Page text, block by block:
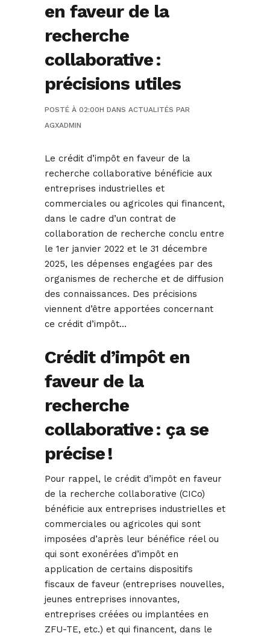
en faveur de la
recherche
collaborative :
précisions utiles
POSTÉ À 02:00H DANS ACTUALITÉS PAR
AGXADMIN
Le crédit d’impôt en faveur de la
recherche collaborative bénéficie aux
entreprises industrielles et
commerciales ou agricoles qui financent,
dans le cadre d’un contrat de
collaboration de recherche conclu entre
le 1er janvier 2022 et le 31 décembre
2025, les dépenses engagées par des
organismes de recherche et de diffusion
des connaissances. Des précisions
viennent d’être apportées concernant
ce crédit d’impôt…
Crédit d’impôt en
faveur de la
recherche
collaborative : ça se
précise !
Pour rappel, le crédit d’impôt en faveur
de la recherche collaborative (CICo)
bénéficie aux entreprises industrielles et
commerciales ou agricoles qui sont
imposées d’après leur bénéfice réel ou
qui sont exonérées d’impôt en
application de certains dispositifs
fiscaux de faveur (entreprises nouvelles,
jeunes entreprises innovantes,
entreprises créées ou implantées en
ZFU-TE, etc.) et qui financent, dans le